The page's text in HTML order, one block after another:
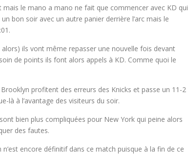
le mano a mano ne fait que commencer avec KD qui
bon soir avec un autre panier derrière l’arc mais le
ils vont même repasser une nouvelle fois devant
de points ils font alors appels à KD. Comme quoi le
profitent des erreurs des Knicks et passe un 11-2
là à l’avantage des visiteurs du soir.
bien plus compliquées pour New York qui peine alors
des fautes.
encore définitif dans ce match puisque à la fin de ce